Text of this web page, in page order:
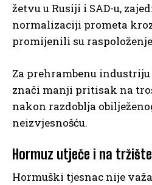
žetvu u Rusiji i SAD-u,
normalizaciji prometa
promijenili su
Za prehrambenu
znači manji pritisak na
nakon razdoblja
neizvjesnošću.
Hormuz utječe i na
Hormuški tjesnac nije